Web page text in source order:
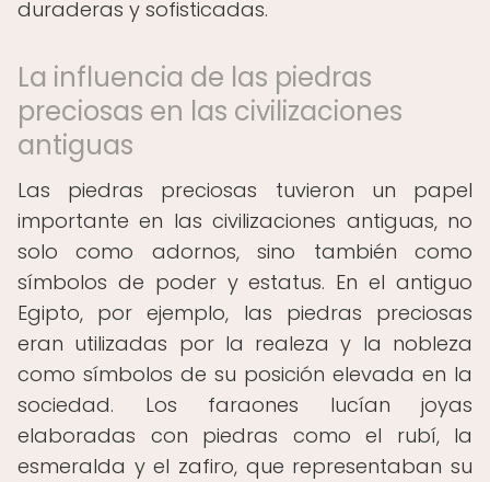
duraderas y sofisticadas.
La influencia de las piedras
preciosas en las civilizaciones
antiguas
Las piedras preciosas tuvieron un papel
importante en las civilizaciones antiguas, no
solo como adornos, sino también como
símbolos de poder y estatus. En el antiguo
Egipto, por ejemplo, las piedras preciosas
eran utilizadas por la realeza y la nobleza
como símbolos de su posición elevada en la
sociedad. Los faraones lucían joyas
elaboradas con piedras como el rubí, la
esmeralda y el zafiro, que representaban su